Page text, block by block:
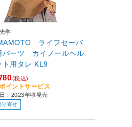
学
ライフセーバ
パーツ カイノールヘル
メット用タレ KL9
(税込)
イントサービス
：2023年頃発売
り寄せ